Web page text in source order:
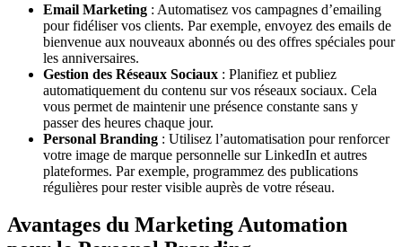
Email Marketing : Automatisez vos campagnes d’emailing
pour fidéliser vos clients. Par exemple, envoyez des emails de
bienvenue aux nouveaux abonnés ou des offres spéciales pour
les anniversaires.
Gestion des Réseaux Sociaux : Planifiez et publiez
automatiquement du contenu sur vos réseaux sociaux. Cela
vous permet de maintenir une présence constante sans y
passer des heures chaque jour.
Personal Branding : Utilisez l’automatisation pour renforcer
votre image de marque personnelle sur LinkedIn et autres
plateformes. Par exemple, programmez des publications
régulières pour rester visible auprès de votre réseau.
Avantages du Marketing Automation